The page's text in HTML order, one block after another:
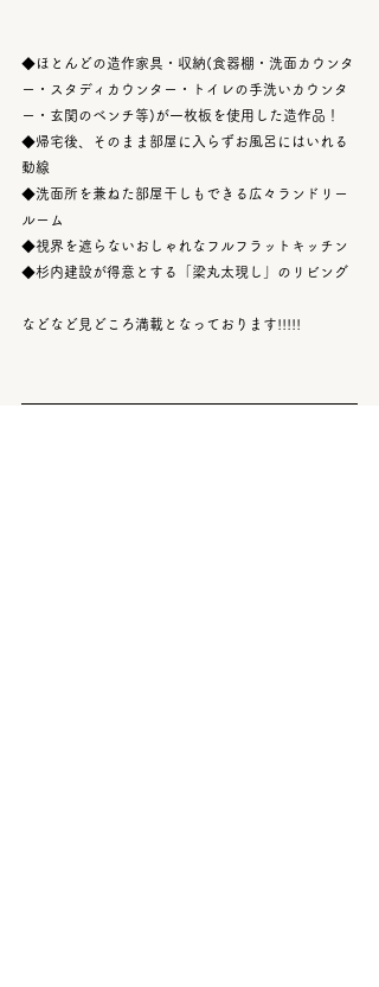
◆ほとんどの造作家具・収納(食器棚・洗面カウンタ
ー・スタディカウンター・トイレの手洗いカウンタ
ー・玄関のベンチ等)が一枚板を使用した造作品！
◆帰宅後、そのまま部屋に入らずお風呂にはいれる
動線
◆洗面所を兼ねた部屋干しもできる広々ランドリー
ルーム
◆視界を遮らないおしゃれなフルフラットキッチン
◆杉内建設が得意とする「梁丸太現し」のリビング
などなど見どころ満載となっております!!!!!